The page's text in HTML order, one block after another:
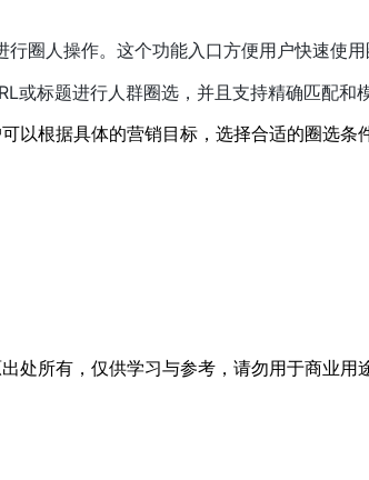
圈人操作。这个功能入口方便用户快速使用
标题进行人群圈选，并且支持精确匹配和
根据具体的营销目标，选择合适的圈选条
所有，仅供学习与参考，请勿用于商业用